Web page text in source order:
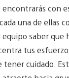
con
una de ellas
saber que
tus
cuidado.